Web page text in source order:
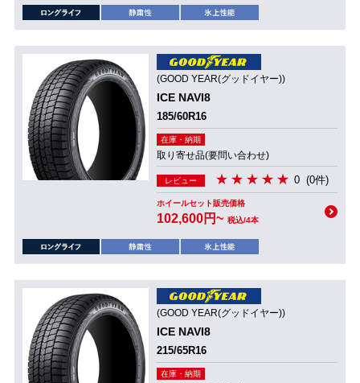
(GOOD YEAR(グッドイヤー))
ICE NAVI8
185/60R16
在庫・納期
取り寄せ品(要問い合わせ)
レビュー 0 (0件)
ホイールセット販売価格
102,600円~ 税込/4本
(GOOD YEAR(グッドイヤー))
ICE NAVI8
215/65R16
在庫・納期